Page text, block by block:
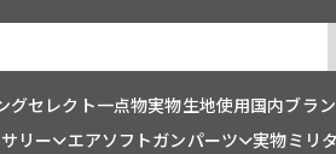
グセレクト一点物実物生地使用国内ブラ
リー エアソフトガンパーツ 実物ミリ